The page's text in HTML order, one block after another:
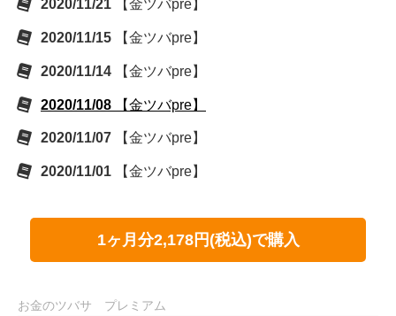
2020/11/21 【金ツバpre】
2020/11/15 【金ツバpre】
2020/11/14 【金ツバpre】
2020/11/08 【金ツバpre】
2020/11/07 【金ツバpre】
2020/11/01 【金ツバpre】
1ヶ月分2,178円(税込)で購入
お金のツバサ プレミアム